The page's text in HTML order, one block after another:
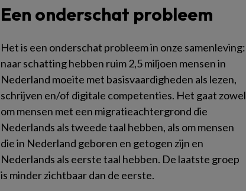
Een onderschat probleem
Het is een onderschat probleem in onze samenleving:
naar schatting hebben ruim 2,5 miljoen mensen in
Nederland moeite met basisvaardigheden als lezen,
schrijven en/of digitale competenties. Het gaat zowel
om mensen met een migratieachtergrond die
Nederlands als tweede taal hebben, als om mensen
die in Nederland geboren en getogen zijn en
Nederlands als eerste taal hebben. De laatste groep
is minder zichtbaar dan de eerste.